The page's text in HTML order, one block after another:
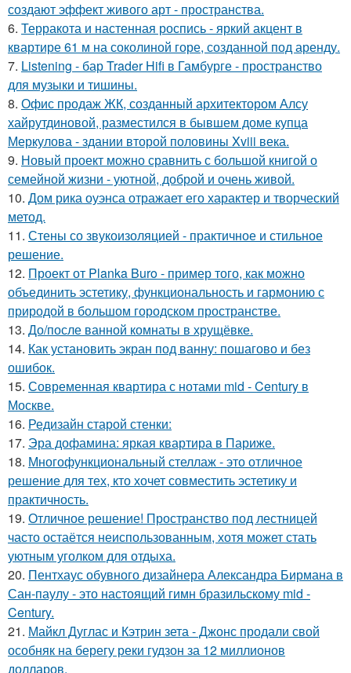
создают эффект живого арт - пространства.
6. Терракота и настенная роспись - яркий акцент в
квартире 61 м на соколиной горе, созданной под аренду.
7. Listening - бар Trader Hifi в Гамбурге - пространство
для музыки и тишины.
8. Офис продаж ЖК, созданный архитектором Алсу
хайрутдиновой, разместился в бывшем доме купца
Меркулова - здании второй половины Xviii века.
9. Новый проект можно сравнить с большой книгой о
семейной жизни - уютной, доброй и очень живой.
10. Дом рика оуэнса отражает его характер и творческий
метод.
11. Стены со звукоизоляцией - практичное и стильное
решение.
12. Проект от Planka Buro - пример того, как можно
объединить эстетику, функциональность и гармонию с
природой в большом городском пространстве.
13. До/после ванной комнаты в хрущёвке.
14. Как установить экран под ванну: пошагово и без
ошибок.
15. Современная квартира с нотами mid - Century в
Москве.
16. Редизайн старой стенки:
17. Эра дофамина: яркая квартира в Париже.
18. Многофункциональный стеллаж - это отличное
решение для тех, кто хочет совместить эстетику и
практичность.
19. Отличное решение! Пространство под лестницей
часто остаётся неиспользованным, хотя может стать
уютным уголком для отдыха.
20. Пентхаус обувного дизайнера Александра Бирмана в
Сан-паулу - это настоящий гимн бразильскому mid -
Century.
21. Майкл Дуглас и Кэтрин зета - Джонс продали свой
особняк на берегу реки гудзон за 12 миллионов
долларов.